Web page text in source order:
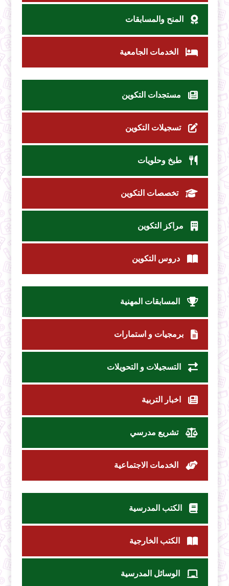
المنح والمسابقات
الخدمات الجامعية
مستجدات التكوين
تسجيلات التكوين
طبخ وحلويات
تخصصات التكوين
مراكز التكوين
دروس التكوين
المسابقات المهنية
برمجيات و استمارات
التسجيلات و التحويلات
اخبار التربية
تشريع مدرسي
الخدمات الاجتماعية
الكتب المدرسية
الكتب الخارجية
الوسائل المدرسية